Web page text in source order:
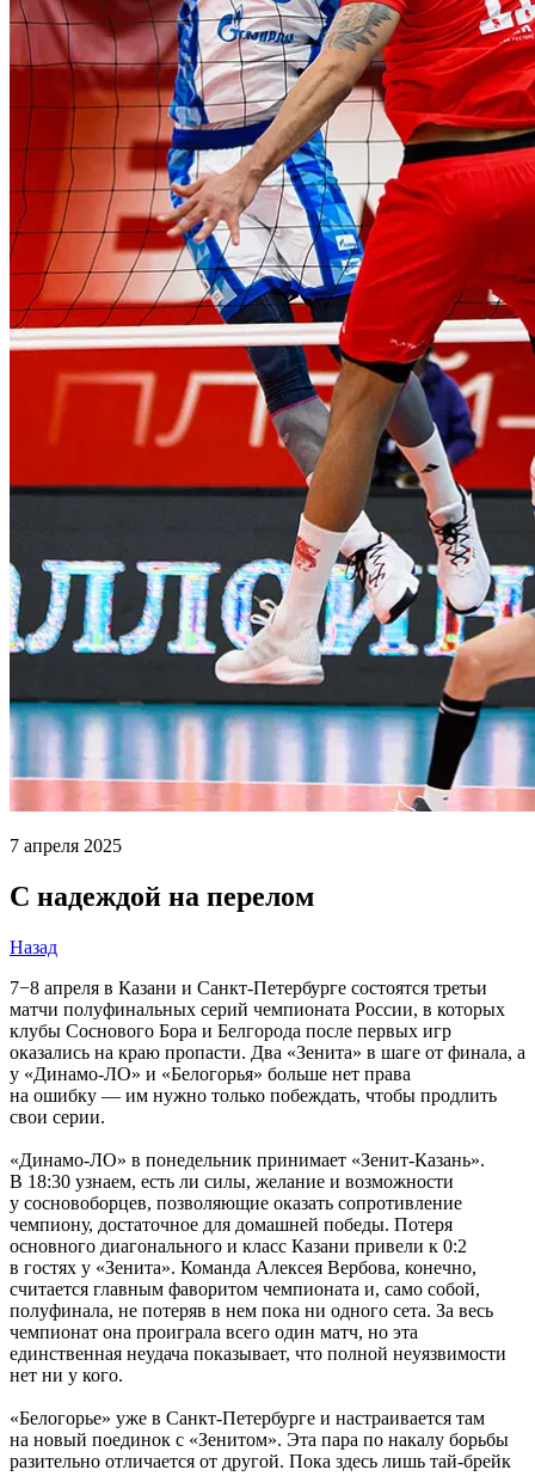
7 апреля 2025
С надеждой на перелом
Назад
7−8 апреля в Казани и Санкт-Петербурге состоятся третьи
матчи полуфинальных серий чемпионата России, в которых
клубы Соснового Бора и Белгорода после первых игр
оказались на краю пропасти. Два «Зенита» в шаге от финала, а
у «Динамо-ЛО» и «Белогорья» больше нет права
на ошибку — им нужно только побеждать, чтобы продлить
свои серии.
«Динамо-ЛО» в понедельник принимает «Зенит-Казань».
В 18:30 узнаем, есть ли силы, желание и возможности
у сосновоборцев, позволяющие оказать сопротивление
чемпиону, достаточное для домашней победы. Потеря
основного диагонального и класс Казани привели к 0:2
в гостях у «Зенита». Команда Алексея Вербова, конечно,
считается главным фаворитом чемпионата и, само собой,
полуфинала, не потеряв в нем пока ни одного сета. За весь
чемпионат она проиграла всего один матч, но эта
единственная неудача показывает, что полной неуязвимости
нет ни у кого.
«Белогорье» уже в Санкт-Петербурге и настраивается там
на новый поединок с «Зенитом». Эта пара по накалу борьбы
разительно отличается от другой. Пока здесь лишь тай-брейк